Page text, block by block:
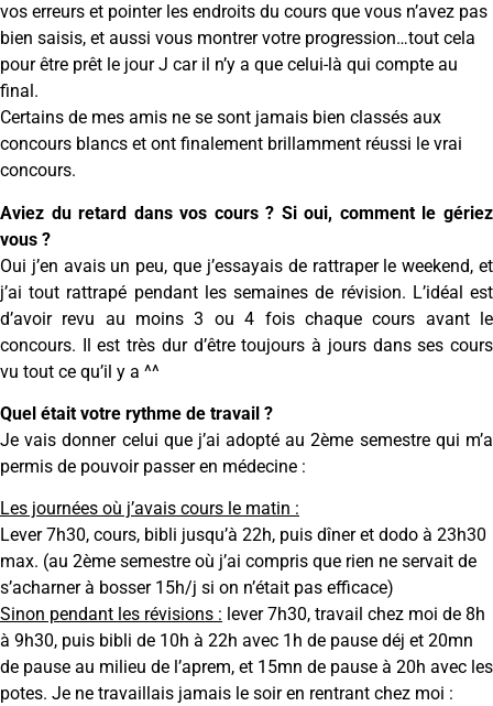
vos erreurs et pointer les endroits du cours que vous n’avez pas
bien saisis, et aussi vous montrer votre progression…tout cela
pour être prêt le jour J car il n’y a que celui-là qui compte au
final.
Certains de mes amis ne se sont jamais bien classés aux
concours blancs et ont finalement brillamment réussi le vrai
concours.
Aviez du retard dans vos cours ? Si oui, comment le gériez
vous ?
Oui j’en avais un peu, que j’essayais de rattraper le weekend, et
j’ai tout rattrapé pendant les semaines de révision. L’idéal est
d’avoir revu au moins 3 ou 4 fois chaque cours avant le
concours. Il est très dur d’être toujours à jours dans ses cours
vu tout ce qu’il y a ^^
Quel était votre rythme de travail ?
Je vais donner celui que j’ai adopté au 2ème semestre qui m’a
permis de pouvoir passer en médecine :
Les journées où j’avais cours le matin :
Lever 7h30, cours, bibli jusqu’à 22h, puis dîner et dodo à 23h30
max. (au 2ème semestre où j’ai compris que rien ne servait de
s’acharner à bosser 15h/j si on n’était pas efficace)
Sinon pendant les révisions : lever 7h30, travail chez moi de 8h
à 9h30, puis bibli de 10h à 22h avec 1h de pause déj et 20mn
de pause au milieu de l’aprem, et 15mn de pause à 20h avec les
potes. Je ne travaillais jamais le soir en rentrant chez moi :